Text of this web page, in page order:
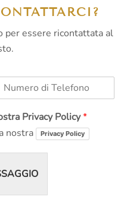
per essere ricontattata al
Privacy Policy*
nostra
Privacy Policy